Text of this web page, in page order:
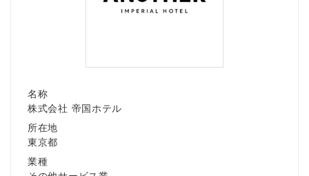
名称
株式会社 帝国ホテル
所在地
東京都
業種